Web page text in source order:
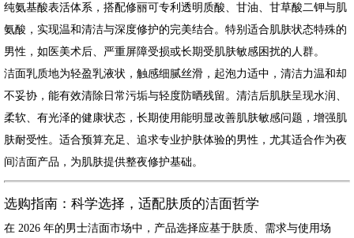
纯氨基酸表活体系，搭配修丽可专利透明质酸、甘油、甘草酸二钾与肌
氨酸，实现温和清洁与深度修护的完美结合。特别适合肌肤状态特殊的
男性，如医美术后、严重屏障受损或长期受肌肤敏感困扰的人群。
洁面乳质地为轻盈乳液状，触感细腻丝滑，起泡力适中，清洁力温和却
不妥协，能有效清除日常污垢与轻度防晒残留。清洁后肌肤呈现水润、
柔软、有光泽的健康状态，长期使用能明显改善肌肤敏感问题，增强肌
肤耐受性。适合预算充足、追求专业护肤体验的男性，尤其适合作为夜
间洁面产品，为肌肤提供整夜修护基础。
选购指南：科学选择，适配肤质的洁面哲学
在 2026 年的男士洁面市场中，产品选择应基于肤质、需求与使用场